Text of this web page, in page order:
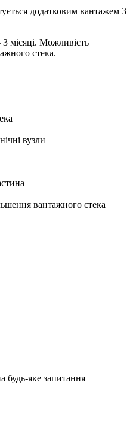
додатковим вантажем 3
місяці. Можливість
стека.
вузли
вантажного стека
будь-яке запитання